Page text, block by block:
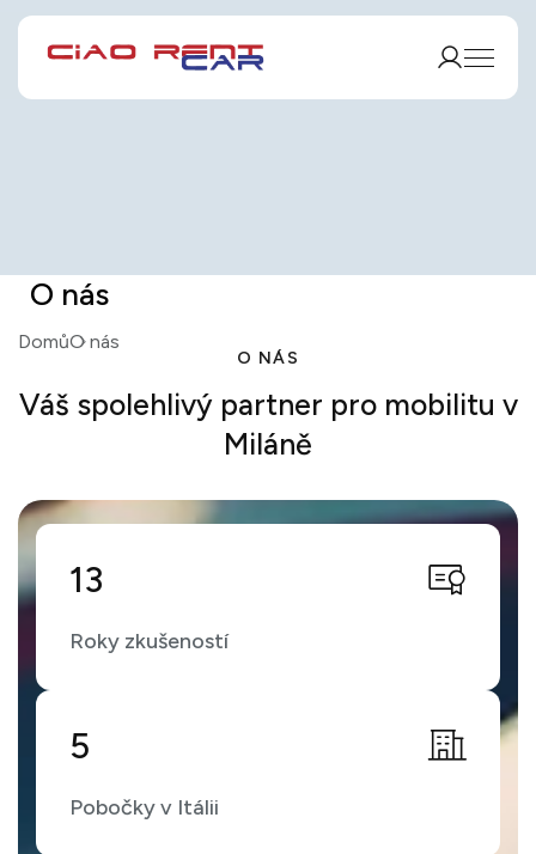
O nás
DomůO nás
O NÁS
Váš spolehlivý partner pro mobilitu v
Miláně
13
Roky zkušeností
5
Pobočky v Itálii